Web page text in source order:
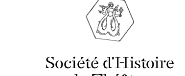
Société d'Histoire